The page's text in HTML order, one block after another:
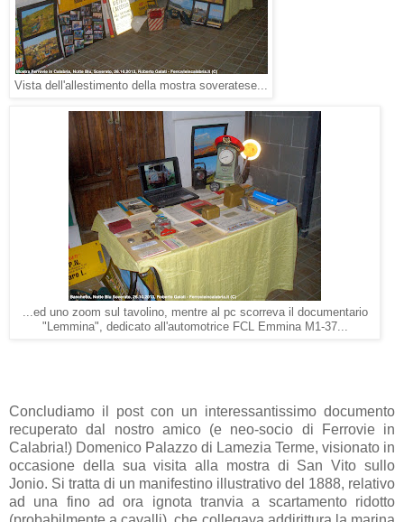
Vista dell'allestimento della mostra soveratese...
...ed uno zoom sul tavolino, mentre al pc scorreva il documentario
"Lemmina", dedicato all'automotrice FCL Emmina M1-37...
Concludiamo il post con un interessantissimo documento
recuperato dal nostro amico (e neo-socio di Ferrovie in
Calabria!) Domenico Palazzo di Lamezia Terme, visionato in
occasione della sua visita alla mostra di San Vito sullo
Jonio. Si tratta di un manifestino illustrativo del 1888, relativo
ad una fino ad ora ignota tranvia a scartamento ridotto